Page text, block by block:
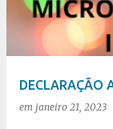
DECLARAÇÃO
em janeiro 21, 2023